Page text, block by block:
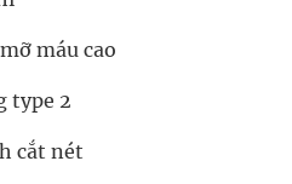
máu cao
type 2
cắt nét